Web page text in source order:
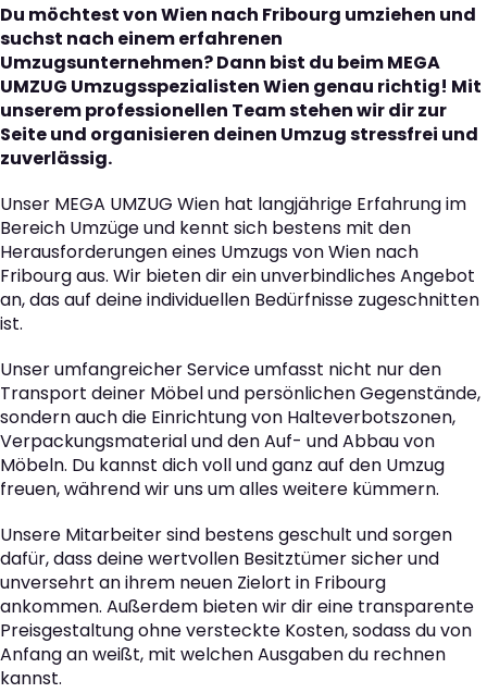
Du möchtest von Wien nach Fribourg umziehen und
suchst nach einem erfahrenen
Umzugsunternehmen? Dann bist du beim MEGA
UMZUG Umzugsspezialisten Wien genau richtig! Mit
unserem professionellen Team stehen wir dir zur
Seite und organisieren deinen Umzug stressfrei und
zuverlässig.
Unser MEGA UMZUG Wien hat langjährige Erfahrung im
Bereich Umzüge und kennt sich bestens mit den
Herausforderungen eines Umzugs von Wien nach
Fribourg aus. Wir bieten dir ein unverbindliches Angebot
an, das auf deine individuellen Bedürfnisse zugeschnitten
ist.
Unser umfangreicher Service umfasst nicht nur den
Transport deiner Möbel und persönlichen Gegenstände,
sondern auch die Einrichtung von Halteverbotszonen,
Verpackungsmaterial und den Auf- und Abbau von
Möbeln. Du kannst dich voll und ganz auf den Umzug
freuen, während wir uns um alles weitere kümmern.
Unsere Mitarbeiter sind bestens geschult und sorgen
dafür, dass deine wertvollen Besitztümer sicher und
unversehrt an ihrem neuen Zielort in Fribourg
ankommen. Außerdem bieten wir dir eine transparente
Preisgestaltung ohne versteckte Kosten, sodass du von
Anfang an weißt, mit welchen Ausgaben du rechnen
kannst.